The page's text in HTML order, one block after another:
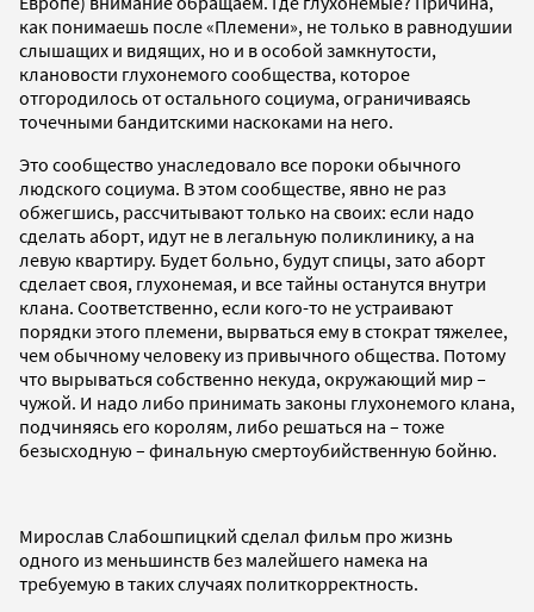
как понимаешь после «Племени», не только в равнодушии
слышащих и видящих, но и в особой замкнутости,
клановости глухонемого сообщества, которое
отгородилось от остального социума, ограничиваясь
точечными бандитскими наскоками на него.
Это сообщество унаследовало все пороки обычного
людского социума. В этом сообществе, явно не раз
обжегшись, рассчитывают только на своих: если надо
сделать аборт, идут не в легальную поликлинику, а на
левую квартиру. Будет больно, будут спицы, зато аборт
сделает своя, глухонемая, и все тайны останутся внутри
клана. Соответственно, если кого-то не устраивают
порядки этого племени, вырваться ему в стократ тяжелее,
чем обычному человеку из привычного общества. Потому
что вырываться собственно некуда, окружающий мир –
чужой. И надо либо принимать законы глухонемого клана,
подчиняясь его королям, либо решаться на – тоже
безысходную – финальную смертоубийственную бойню.
Мирослав Слабошпицкий сделал фильм про жизнь
одного из меньшинств без малейшего намека на
требуемую в таких случаях политкорректность.